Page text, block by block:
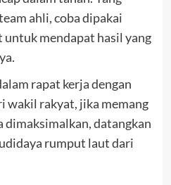
ahli, coba dipakai
mendapat hasil yang
rapat kerja dengan
wakil rakyat, jika memang
dimaksimalkan, datangkan
rumput laut dari